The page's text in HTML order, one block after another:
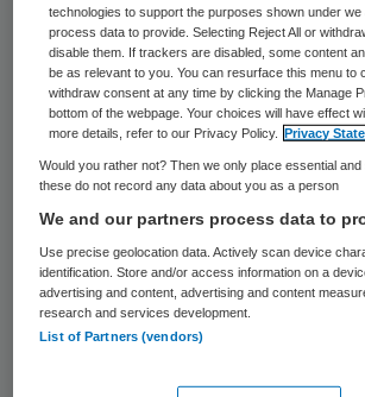
Op 10 februari bezocht de
Thuiszorg, na een eerder
De inspectie stelde vast dat
Thuiszorg tijdens het
voldoet aan 4 getoetste
goede en veilige zorg. Balans
werkt onder andere niet
richtlijnen voor het veilig
medicijnen.
Te weinig
technologies to support the purposes shown under
process data to provide. Selecting Reject All or
disable them. If trackers are disabled, some content
be as relevant to you. You can resurface this menu to
withdraw consent at any time by clicking the Manage
bottom of the webpage. Your choices will have effect
more details, refer to our Privacy Policy.
Privacy
Would you rather not? Then we only place essential and
these do not record any data about you as a person
We and our partners process data to
Use precise geolocation data. Actively scan device
identification. Store and/or access information on a
advertising and content, advertising and content
research and services development.
List of Partners (vendors)